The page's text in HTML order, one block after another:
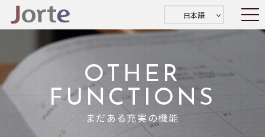
日本語
OTHER
FUNCTIONS
まだある充実の機能